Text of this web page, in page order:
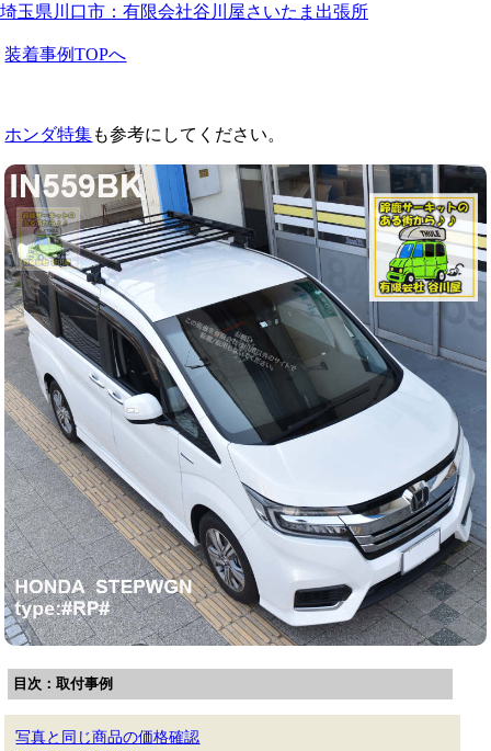
埼玉県川口市：有限会社谷川屋さいたま出張所
装着事例TOPへ
ホンダ特集も参考にしてください。
目次：取付事例
写真と同じ商品の価格確認